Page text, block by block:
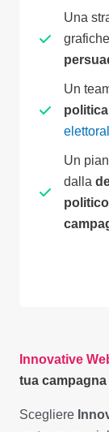
Una
Un
politica
Un
dalla
politico
Innovative
tua
Scegliere